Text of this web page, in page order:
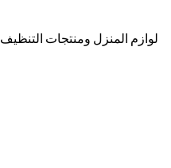
لوازم المنزل ومنتجات التنظيف